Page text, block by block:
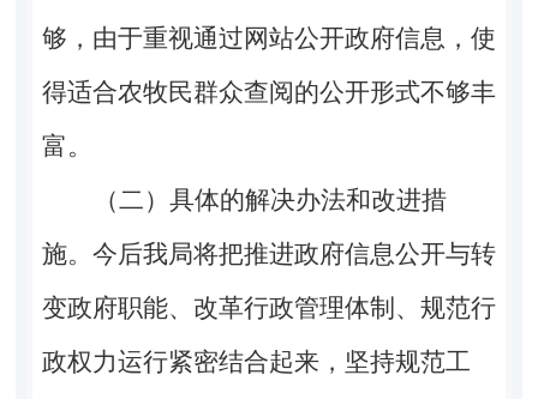
够，由于重视通过网站公开政府信息，使
得适合农牧民群众查阅的公开形式不够丰
富。
（二）具体的解决办法和改进措
施。 今后我局将把推进政府信息公开与转
变政府职能、改革行政管理体制、规范行
政权力运行紧密结合起来，坚持规范工